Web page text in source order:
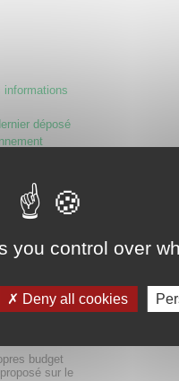
informations
déposé
en
la
budget
sur le
you control over
Deny all cookies